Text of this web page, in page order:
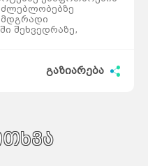
მდგრადი
შეხვედრაზე,
ნორმების
გაზიარება